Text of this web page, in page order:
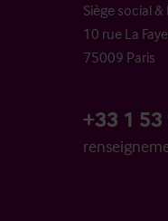
Siège social
10 rue La
75009 Paris
+33 1